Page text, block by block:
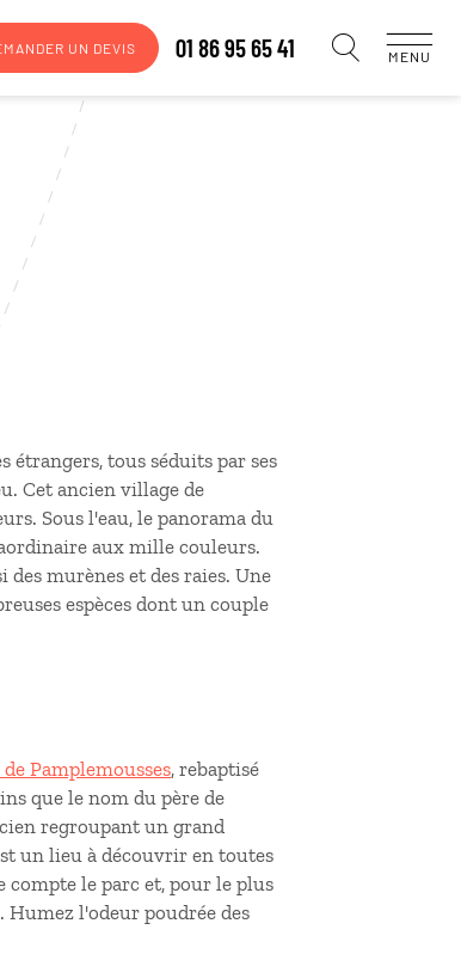
UN DEVIS 01 86 95 65 41 MENU
étrangers, tous séduits par ses
Cet ancien village de
Sous l'eau, le panorama du
aux mille couleurs.
murènes et des raies. Une
espèces dont un couple
Pamplemousses, rebaptisé
que le nom du père de
regroupant un grand
un lieu à découvrir en toutes
compte le parc et, pour le plus
Humez l'odeur poudrée des